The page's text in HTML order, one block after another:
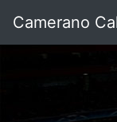
Camerano